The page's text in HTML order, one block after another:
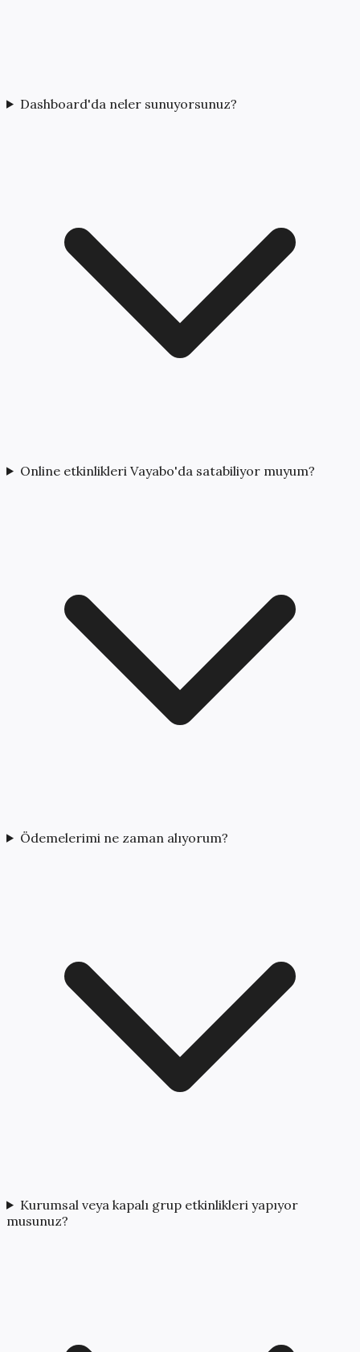
Dashboard'da neler sunuyorsunuz?
Online etkinlikleri Vayabo'da satabiliyor muyum?
Ödemelerimi ne zaman alıyorum?
Kurumsal veya kapalı grup etkinlikleri yapıyor
musunuz?